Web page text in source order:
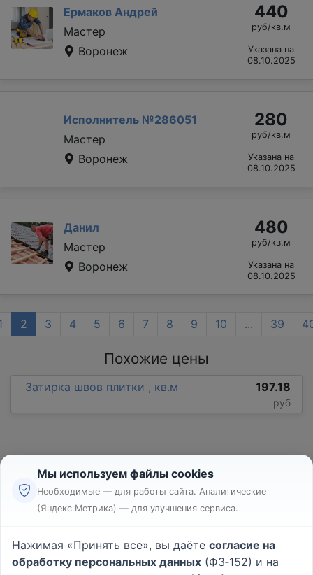
Ермаков Андрей
Мастер
Воронеж
440
руб/кв.м
Указана на
08.10.2025
Исполнитель №286051
Мастер
Воронеж
280
руб/кв.м
Указана на
08.10.2025
Данил
Мастер
Воронеж
480
руб/кв.м
Указана на
08.10.2025
2 3 4 5 6 7 8 9 10 ... 39
Похожие цены
Затирка швов плитки , кв.м 197.18
руб
Реклама
Пользовательское соглашение
Политика конфиденциальности
Мы используем файлы cookies
Необходимые — для работы сайта. Аналитические
(Яндекс.Метрика) — для улучшения сервиса.
Нажимая «Принять все», вы даёте согласие на
обработку персональных данных (ФЗ‑152) и на